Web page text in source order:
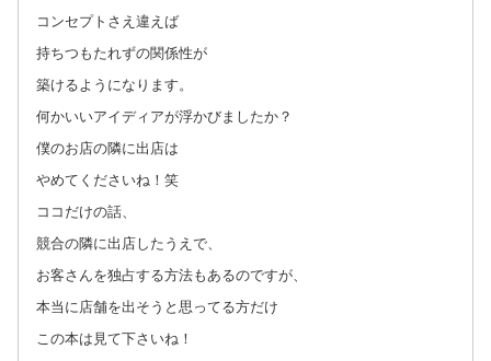
コンセプトさえ違えば
持ちつもたれずの関係性が
築けるようになります。
何かいいアイディアが浮かびましたか？
僕のお店の隣に出店は
やめてくださいね！笑
ココだけの話、
競合の隣に出店したうえで、
お客さんを独占する方法もあるのですが、
本当に店舗を出そうと思ってる方だけ
この本は見て下さいね！